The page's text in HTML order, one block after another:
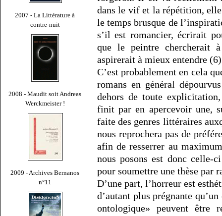
2007 - La Littérature à
contre-nuit
2008 - Maudit soit Andreas
Werckmeister !
2009 - Archives Bernanos
n°11
dans le vif et la répétition,
le temps brusque de
s’il est romancier, écrirait
que le peintre chercherait
aspirerait à mieux entendre
C’est probablement en cela
romans en général
dehors de toute
finit par en apercevoir une,
faite des genres littéraires
nous reprochera pas de
afin de resserrer au
nous posons est donc celle-
pour soumettre une thèse par
D’une part, l’horreur est
d’autant plus prégnante
ontologique» peuvent être